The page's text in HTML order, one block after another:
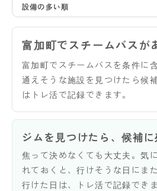
設備の多い順
富加町でスチームバスが
富加町でスチームバスを条件に
通えそうな施設を見つけたら候
はトレ活で記録できます。
ジムを見つけたら、候補に
焦って決めなくても大丈夫。気
れておくと、行けそうな日にま
行けた日は、トレ活で記録できま